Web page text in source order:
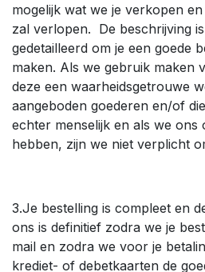
mogelijk wat we je verkopen
zal verlopen. De beschrijving
gedetailleerd om je een goede
maken. Als we gebruik maken
deze een waarheidsgetrouwe
aangeboden goederen en/of
echter menselijk en als we ons
hebben, zijn we niet verplicht
3.Je bestelling is compleet en
ons is definitief zodra we je
mail en zodra we voor je
krediet- of debetkaarten de